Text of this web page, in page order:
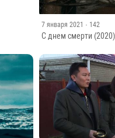
7 января 2021 · 142
С днем смерти